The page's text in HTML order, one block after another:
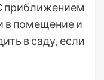
приближением
в помещение и
в саду, если